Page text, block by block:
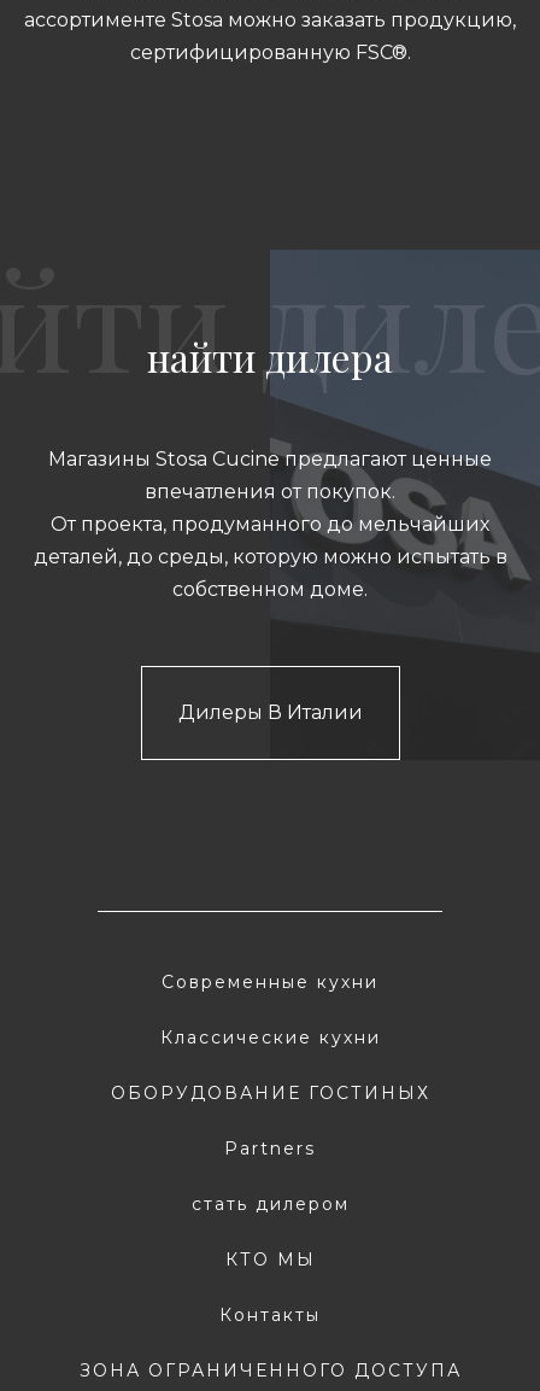
ассортименте Stosa можно заказать продукцию,
сертифицированную FSC®.
найти дилера
Магазины Stosa Cucine предлагают ценные
впечатления от покупок.
От проекта, продуманного до мельчайших
деталей, до среды, которую можно испытать в
собственном доме.
Дилеры В Италии
Современные кухни
Классические кухни
ОБОРУДОВАНИЕ ГОСТИНЫХ
Partners
стать дилером
КТО МЫ
Контакты
ЗОНА ОГРАНИЧЕННОГО ДОСТУПА